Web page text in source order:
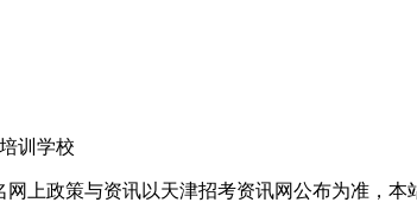
训学校
上政策与资讯以天津招考资讯网公布为准，本